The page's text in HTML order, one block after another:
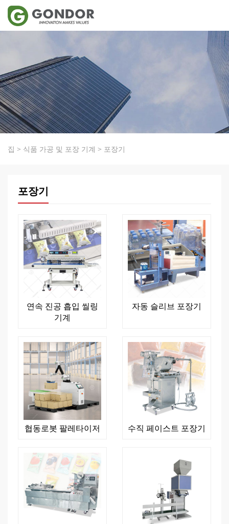
집 > 식품 가공 및 포장 기계 > 포장기
포장기
연속 진공 흡입 씰링
기계
자동 슬리브 포장기
협동로봇 팔레타이저 수직 페이스트 포장기